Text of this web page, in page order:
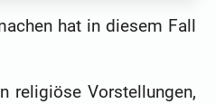
hat in diesem Fall
religiöse Vorstellungen,